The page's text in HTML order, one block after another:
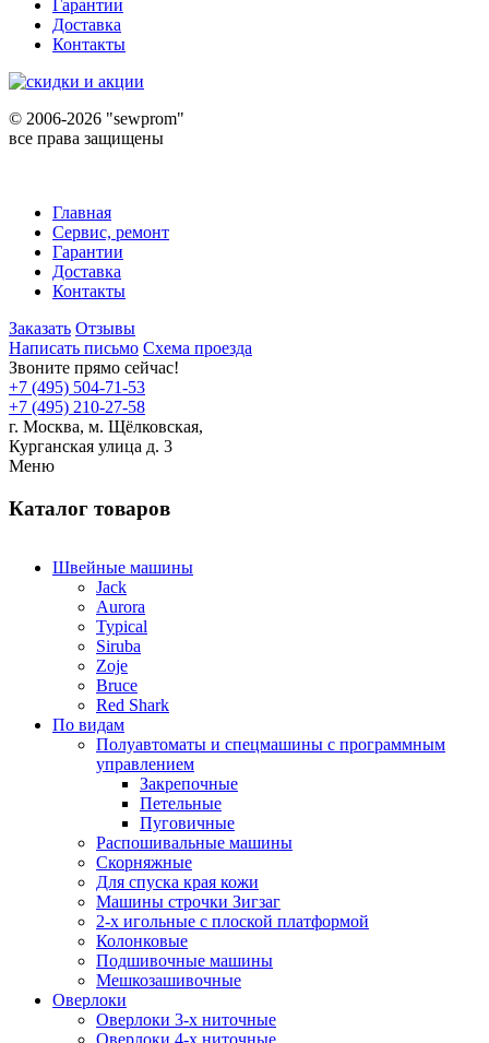
Гарантии
Доставка
Контакты
© 2006-2026 "sewprom"
все права защищены
Главная
Сервис, ремонт
Гарантии
Доставка
Контакты
Заказать Отзывы
Написать письмо Схема проезда
Звоните прямо сейчас!
+7 (495) 504-71-53
+7 (495) 210-27-58
г. Москва, м. Щёлковская,
Курганская улица д. 3
Меню
Каталог товаров
Швейные машины
Jack
Aurora
Typical
Siruba
Zoje
Bruce
Red Shark
По видам
Полуавтоматы и спецмашины с программным
управлением
Закрепочные
Петельные
Пуговичные
Распошивальные машины
Скорняжные
Для спуска края кожи
Машины строчки Зигзаг
2-х игольные с плоской платформой
Колонковые
Подшивочные машины
Мешкозашивочные
Оверлоки
Оверлоки 3-х ниточные